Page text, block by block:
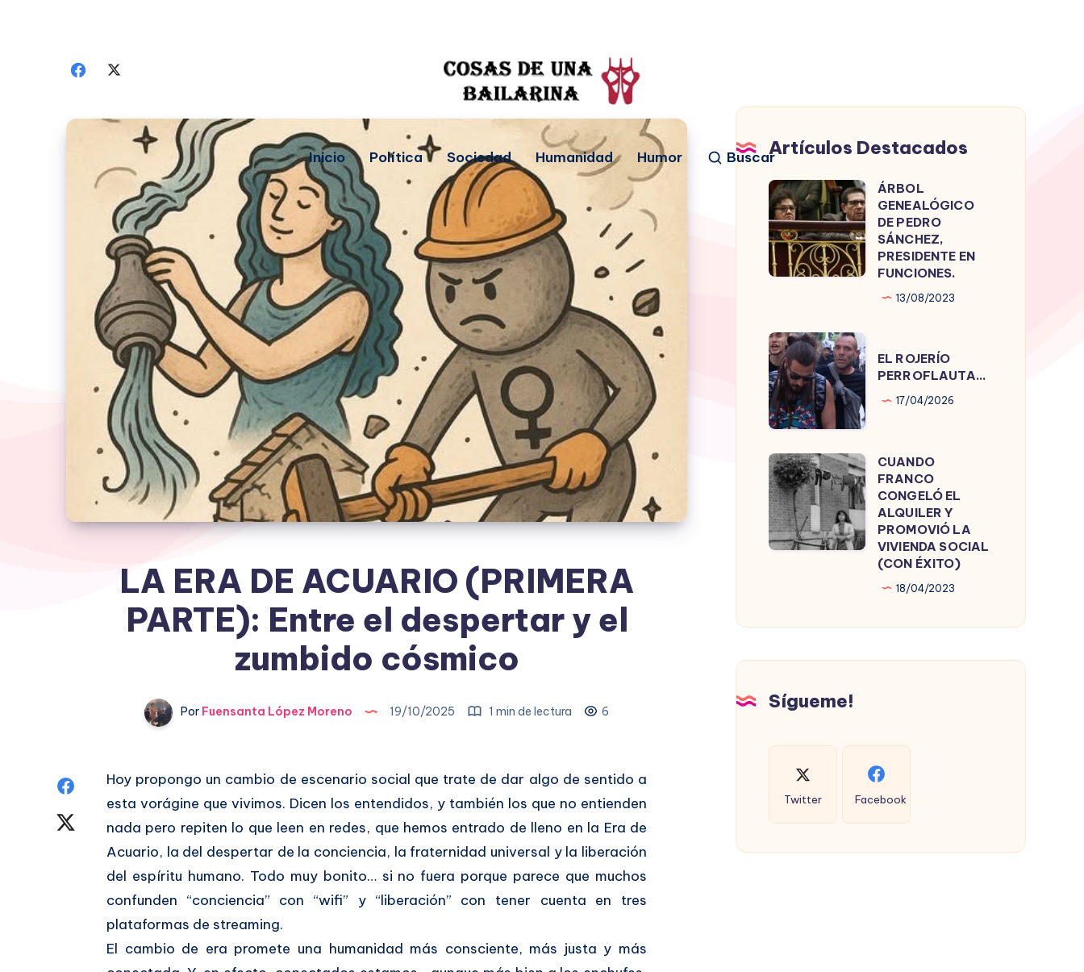
Inicio Política Sociedad Humanidad Humor Buscar
LA ERA DE ACUARIO (PRIMERA
PARTE): Entre el despertar y el
zumbido cósmico
Por Fuensanta López Moreno 19/10/2025 1 min de lectura 6
Compartir
Facebook
Compartir
Twitter
Hoy propongo un cambio de escenario social que trate de dar algo de sentido a
esta vorágine que vivimos. Dicen los entendidos, y también los que no entienden
nada pero repiten lo que leen en redes, que hemos entrado de lleno en la Era de
Acuario, la del despertar de la conciencia, la fraternidad universal y la liberación
del espíritu humano. Todo muy bonito… si no fuera porque parece que muchos
confunden “conciencia” con “wifi” y “liberación” con tener cuenta en tres
plataformas de streaming.
El cambio de era promete una humanidad más consciente, más justa y más
Artículos Destacados
ÁRBOL
GENEALÓGICO
DE
PEDRO
SÁNCHEZ,
FUNCIONES.
ÁRBOL
GENEALÓGICO
DE PEDRO
SÁNCHEZ,
PRESIDENTE EN
FUNCIONES.
13/08/2023
EL
ROJERÍO
PERROFLAUTA…
EL ROJERÍO
PERROFLAUTA…
17/04/2026
CUANDO
FRANCO
CONGELÓ
EL
ALQUILER
ÉXITO)
CUANDO
FRANCO
CONGELÓ EL
ALQUILER Y
PROMOVIÓ LA
VIVIENDA SOCIAL
(CON ÉXITO)
18/04/2023
Sígueme!
Twitter Facebook